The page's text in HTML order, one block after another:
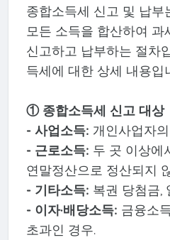
종합소득세 신고 및 납
모든 소득을 합산하여 과
신고하고 납부하는 절차
득세에 대한 상세 내용입
① 종합소득세 신고 대상
- 사업소득: 개인사업자
- 근로소득: 두 곳 이상에
연말정산으로 정산되지
- 기타소득: 복권 당첨금,
- 이자·배당소득: 금융소
초과인 경우.